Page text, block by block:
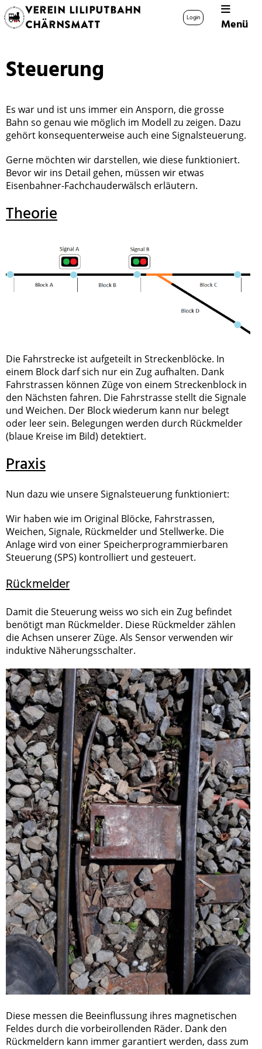
Verein Liliputbahn
Chärnsmatt
Login Menü
Steuerung
Es war und ist uns immer ein Ansporn, die grosse
Bahn so genau wie möglich im Modell zu zeigen. Dazu
gehört konsequenterweise auch eine Signalsteuerung.
Gerne möchten wir darstellen, wie diese funktioniert.
Bevor wir ins Detail gehen, müssen wir etwas
Eisenbahner-Fachchauderwälsch erläutern.
Theorie
Die Fahrstrecke ist aufgeteilt in Streckenblöcke. In
einem Block darf sich nur ein Zug aufhalten. Dank
Fahrstrassen können Züge von einem Streckenblock in
den Nächsten fahren. Die Fahrstrasse stellt die Signale
und Weichen. Der Block wiederum kann nur belegt
oder leer sein. Belegungen werden durch Rückmelder
(blaue Kreise im Bild) detektiert.
Praxis
Nun dazu wie unsere Signalsteuerung funktioniert:
Wir haben wie im Original Blöcke, Fahrstrassen,
Weichen, Signale, Rückmelder und Stellwerke. Die
Anlage wird von einer Speicherprogrammierbaren
Steuerung (SPS) kontrolliert und gesteuert.
Rückmelder
Damit die Steuerung weiss wo sich ein Zug befindet
benötigt man Rückmelder. Diese Rückmelder zählen
die Achsen unserer Züge. Als Sensor verwenden wir
induktive Näherungsschalter.
Diese messen die Beeinflussung ihres magnetischen
Feldes durch die vorbeirollenden Räder. Dank den
Rückmeldern kann immer garantiert werden, dass zum